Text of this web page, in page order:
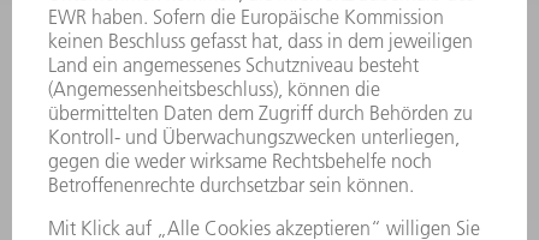
SOFTWARE
SERVICES
ANWENDUNGEN
BRANCHEN
UNTERNEHMEN
KARRIERE
STELLENANGEBOTE
UNTERNEHMENSPROFIL
GESCHÄFTSBERICHT